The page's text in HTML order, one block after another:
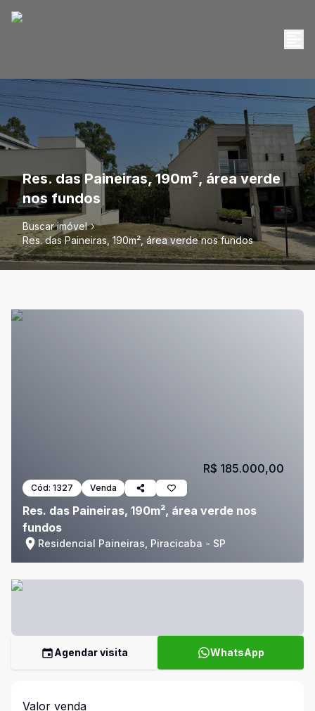
Res. das Paineiras, 190m², área verde
nos fundos
Buscar imóvel
Res. das Paineiras, 190m², área verde nos fundos
Cód: 1327 Venda
Res. das Paineiras, 190m², área verde nos
fundos
Residencial Paineiras, Piracicaba - SP
R$ 185.000,00
Agendar visita WhatsApp
Valor venda